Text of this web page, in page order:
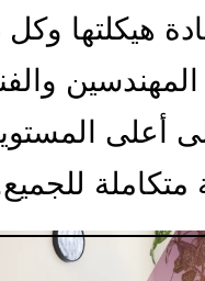
هيكلتها
أعلى
متكاملة